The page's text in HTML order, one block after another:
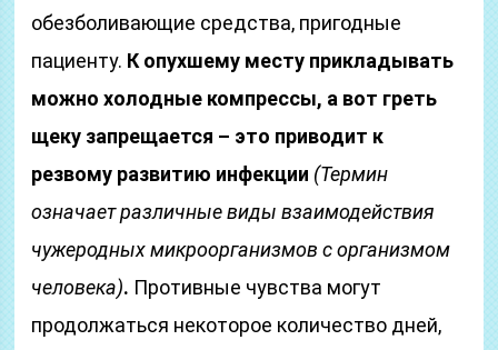
обезболивающие средства, пригодные
пациенту. К опухшему месту прикладывать
можно холодные компрессы, а вот греть
щеку запрещается – это приводит к
резвому развитию инфекции (Термин
означает различные виды взаимодействия
чужеродных микроорганизмов с организмом
человека). Противные чувства могут
продолжаться некоторое количество дней,